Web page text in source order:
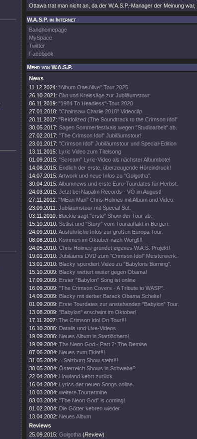
Ottawa trat man nicht an, da der W.A.S.P.-Manager der Meinung
W.A.S.P. im Internet
Bandhomepage
MySpace
Twitter
Facebook
Mehr von W.A.S.P.
News
11.12.2024: "Album One Alive" Tour 2025
26.10.2021: Blut und Kreissäge zur Jubiläumstour
06.11.2019: "1984 To Headless"-Tour 2020
27.01.2018: "Chainsaw Charlie 2018" Videoclip
20.11.2017: "ReIdolized (The Soundtrack to the Crimson Idol"
30.05.2017: Sagen Sommerfestivals wegen "Studioarbeit" ab.
27.02.2017: "The Crimson Idol" Jubiläumstour!
23.01.2017: "Crimson Idol" Jubiläumstour und Special-Edition
13.11.2015: Lyric Video zum Titelsong
01.09.2015: "Scream" Lyric-Video als nächster Albumbote!
14.08.2015: Endlich der erste, überzeugende Höreindruck!
14.07.2015: Artwork und neue Infos zu "Golgotha".
30.04.2015: Albumnews und erste Euro-Tourdates für Herbst.
24.03.2015: Jetzt bei Napalm Records - VÖ im August!
27.11.2012: "MEan Man" Chris Holmes mit Album und Video.
23.09.2011: Jubiläumstour mit Special Set.
03.11.2010: Blackie sagt "erste" Show der Tour ab.
15.10.2010: Setlist und "Story" vom Tourauftakt in Bergen.
24.09.2010: Ausführliche Infos zur großen Europa Tour.
08.08.2010: Kommen im Oktober nach Wörgl!!!
24.05.2010: Chris Holmes gründet eigenes W.A.S. Projekt!
19.01.2010: Jubiläums DVD zum "Crimson Idol" Meisterwerk.
13.01.2010: Blacky spendiert Video zu "Babylons Burning".
15.10.2009: Blacky wettert weiter gegen Obama!
17.09.2009: Erster "Babylon" Song ist online
16.09.2009: "The Crimson Covers - A Tribute to WASP".
14.09.2009: Blacky mit derber Barack Obama Schelte!
01.09.2009: Erste Tourdates zur anstehenden "Babylon" Tour.
13.08.2009: "Babylon" erscheint im Oktober!
17.11.2007: The Crimson Idol On Tour!!!
16.10.2006: Details und Live-Videos
19.09.2006: Neues Album in Startlöchern!
19.09.2004: The Neon God - Part 2: The Demise
07.06.2004: Neues zum Eklat!!!
31.05.2004:
...Salzburg Show steht!!!
30.05.2004: Österreich Shows in Schwebe?
22.04.2004: Howland kehrt zurück
16.04.2004: Lyrics der neuen Songs online
10.03.2004: weitere Tourtermine
03.03.2004: "The Neon God" is coming!
01.02.2004: Die Götter kehren wieder
13.04.2002: Neues Album
Reviews
25.09.2015: Golgotha (Review)